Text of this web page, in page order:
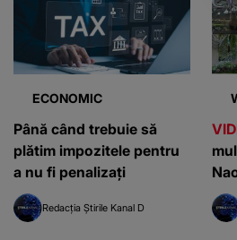
ECONOMIC
Până când trebuie să
plătim impozitele pentru
a nu fi penalizați
Redacția Știrile Kanal D